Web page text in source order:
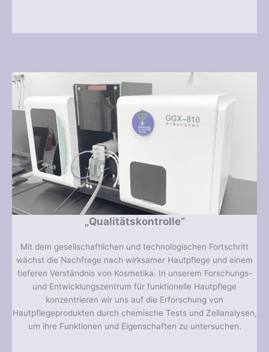
„Qualitätskontrolle“
Mit dem gesellschaftlichen und technologischen Fortschritt
wächst die Nachfrage nach wirksamer Hautpflege und einem
tieferen Verständnis von Kosmetika. In unserem Forschungs-
und Entwicklungszentrum für funktionelle Hautpflege
konzentrieren wir uns auf die Erforschung von
Hautpflegeprodukten durch chemische Tests und Zellanalysen,
um ihre Funktionen und Eigenschaften zu untersuchen.